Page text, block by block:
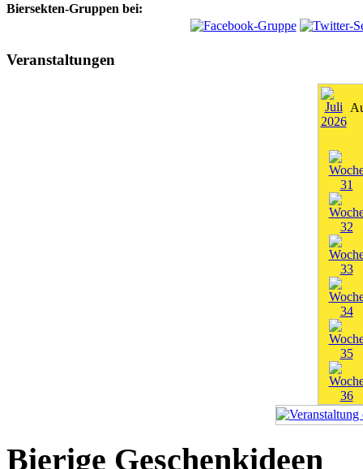
Biersekten-Gruppen bei:
Veranstaltungen
Bierige Geschenkideen